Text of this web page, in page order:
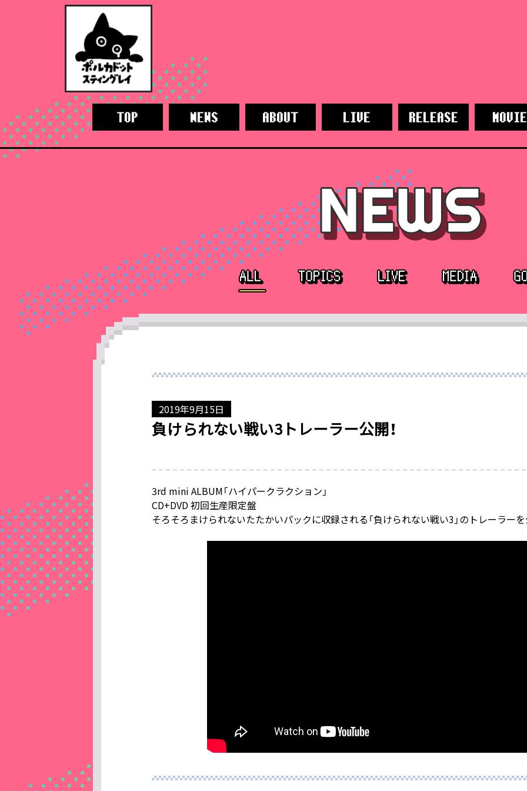
2019年9月15日
負けられない戦い3トレーラー公開！
3rd mini ALBUM「ハイパークラクション」
CD+DVD 初回生産限定盤
そろそろまけられないたたかいパックに収録される 「負けられない戦い3」のトレーラーを